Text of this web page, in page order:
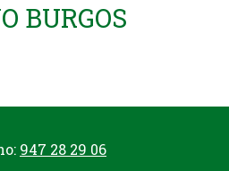
BURGOS
947 28 29 06